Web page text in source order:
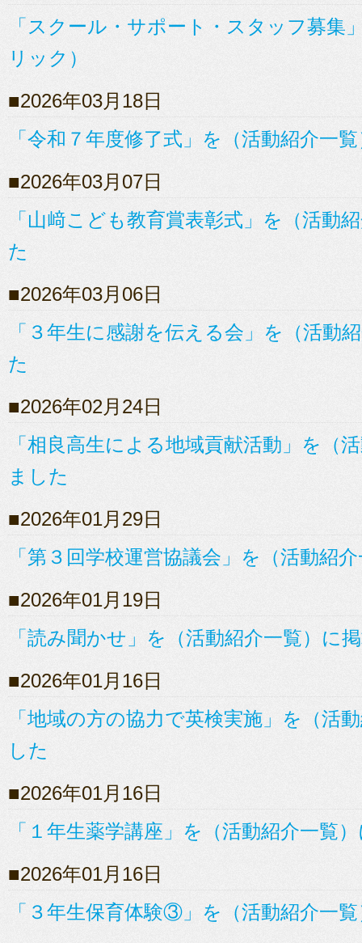
「スクール・サポート・スタッフ募集
リック）
2026年03月18日
「令和７年度修了式」を（活動紹介一
2026年03月07日
「山﨑こども教育賞表彰式」を（活動
た
2026年03月06日
「３年生に感謝を伝える会」を（活動
た
2026年02月24日
「相良高生による地域貢献活動」を（
ました
2026年01月29日
「第３回学校運営協議会」を（活動紹
2026年01月19日
「読み聞かせ」を（活動紹介一覧）に
2026年01月16日
「地域の方の協力で英検実施」を（活
した
2026年01月16日
「１年生薬学講座」を（活動紹介一覧
2026年01月16日
「３年生保育体験③」を（活動紹介一